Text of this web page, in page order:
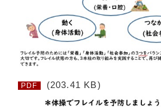
PDF (203.41 KB)